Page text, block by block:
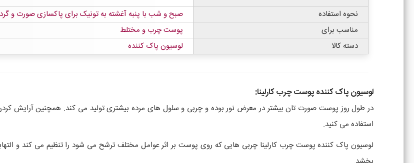
نحوه استفاده
صبح و شب با پنبه آغشته به تونیک برای پاکسازی صورت و
مناسب برای
پوست چرب و مختلط
دسته کالا
لوسیون پاک کننده
لوسیون پاک کننده پوست چرب کارلینا:
در طول روز پوست صورت تان بیشتر در معرض نور بوده و چربی و سلول های مرده بیشتری تولید می کند. همچنین
استفاده می کنید.
لوسیون پاک کننده پوست چرب کارلینا چربی هایی که روی پوست بر اثر عوامل مختلف ترشح می شود را تنظیم می کند و